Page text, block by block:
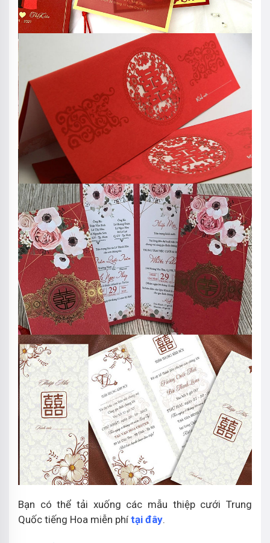
Bạn có thể tải xuống các mẫu thiệp cưới Trung
Quốc tiếng Hoa miễn phí tại đây.